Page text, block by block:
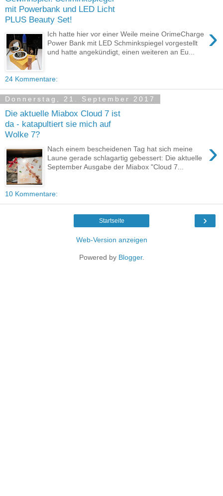
mit Powerbank und LED Licht
PLUS Beauty Set!
›
Ich hatte hier vor einer Weile meine OrimeCharge
Power Bank mit LED Schminkspiegel vorgestellt
und hatte angekündigt, einen weiteren an Eu...
24 Kommentare:
Donnerstag, 21. September 2017
Die aktuelle Miabox Cloud 7 ist
da - katapultiert sie mich auf
Wolke 7?
›
Nach einem bescheidenen Tag hat sich meine
Laune gerade schlagartig gebessert: Die aktuelle
September Ausgabe der Miabox "Cloud 7...
10 Kommentare:
›
Startseite
Web-Version anzeigen
Powered by Blogger.